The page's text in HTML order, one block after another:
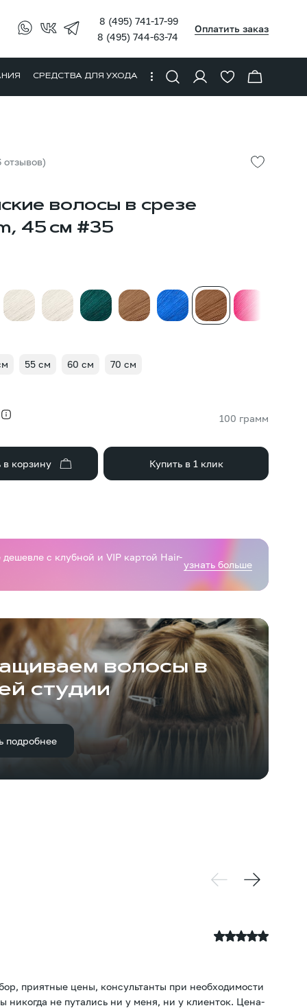
8 (495) 741-17-99
8 (495) 744-63-74
Оплатить заказ
СРЕДСТВА ДЛЯ УХОДА
отзывов)
волосы в срезе
45 см #35
55 см 60 см 70 см
100 грамм
в корзину Купить в 1 клик
дешевле с клубной и VIP картой Hair-
узнать больше
волосы в
студии
подробнее
приятные цены, консультанты при необходимости
никогда не путались ни у меня, ни у клиенток. Цена-